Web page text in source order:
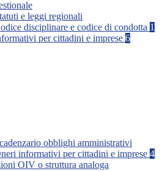
e leggi regionali
disciplinare e codice di condotta 1
per cittadini e imprese 6
obblighi amministrativi
informativi per cittadini e imprese 4
OIV o struttura analoga